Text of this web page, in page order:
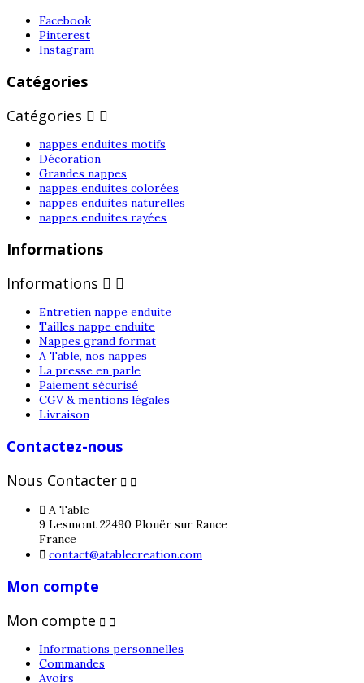
Facebook
Pinterest
Instagram
Catégories
Catégories  
nappes enduites motifs
Décoration
Grandes nappes
nappes enduites colorées
nappes enduites naturelles
nappes enduites rayées
Informations
Informations  
Entretien nappe enduite
Tailles nappe enduite
Nappes grand format
A Table, nos nappes
La presse en parle
Paiement sécurisé
CGV & mentions légales
Livraison
Contactez-nous
Nous Contacter  
 A Table
9 Lesmont 22490 Plouër sur Rance
France
 contact@atablecreation.com
Mon compte
Mon compte  
Informations personnelles
Commandes
Avoirs